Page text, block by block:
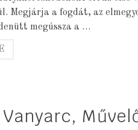
Megjárja a fogdát, az
megússza a …